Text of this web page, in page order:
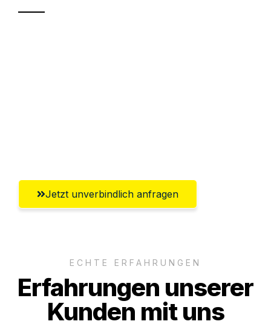
Jetzt unverbindlich anfragen
ECHTE ERFAHRUNGEN
Erfahrungen unserer
Kunden mit uns